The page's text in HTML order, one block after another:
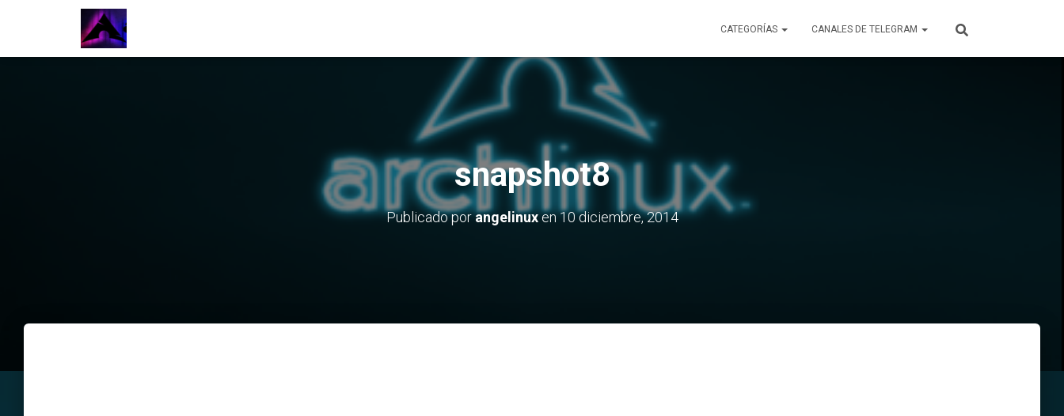
CATEGORÍAS CANALES DE TELEGRAM
snapshot8
Publicado porangelinuxen10 diciembre, 2014